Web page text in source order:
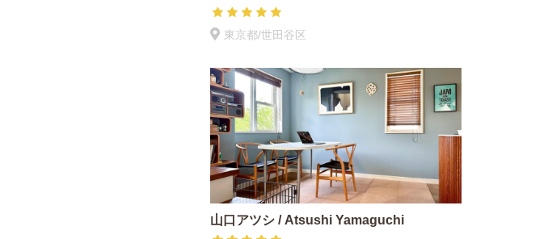
東京都/世田谷区
山口アツシ / Atsushi Yamaguchi